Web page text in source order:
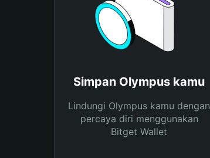
Simpan Olympus kamu
Lindungi Olympus kamu dengan
percaya diri menggunakan
Bitget Wallet